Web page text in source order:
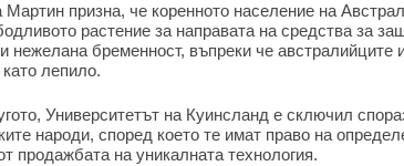
Мартин призна, че коренното население на
растение за направата на средства за
и нежелана бременност, въпреки че австралийците
лепило.
Университетът на Куинсланд е сключил
народи, според което те имат право на
продажбата на уникалната технология.